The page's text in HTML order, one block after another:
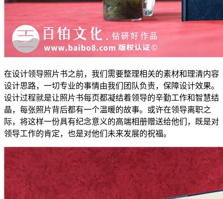
在设计领导照片书之前，我们需要整理相关的素材和理清内容
设计思路，一切专业的事情由我们团队负责，保障设计效果。
设计过程就是让照片书每页都凝结着领导的辛勤工作和智慧结
晶，每张照片背后都有一个温暖的故事。或许在领导离职之
际，将这样一份具有纪念意义的高端相册赠送给他们，既是对
领导工作的肯定，也是对他们未来发展的祝福。